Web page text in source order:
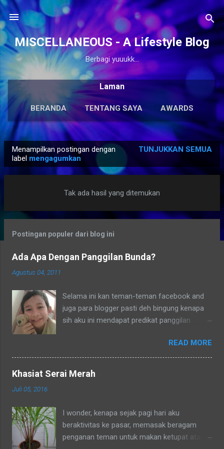
Langsung ke konten utama
MISCELLANEOUS - A Lifestyle Blog
Berbagi yuuukk...
Laman
BERANDA TENTANG SAYA AWARDS
ANTOLOGI LAINNYA… KARYA SOLO
o
i
n
Menampilkan postingan dengan
label mengagumkan
TUNJUKKAN SEMUA
Tak ada hasil yang ditemukan
Postingan populer dari blog ini
Ada Apa Dengan Panggilan Bunda?
Agustus 04, 2011
Selama ini kan teman-teman facebook and
juga para blogger pasti deh bingung kenapa
sih aku ini mendapat predikat panggilan
Indonesia yang baku bunda kan artinya ibu.
Lho? Koq? Aku dipanggil ibu oleh semua
yang kenal aku, termasuk tetangga-tetangga
satu penghuni di lingkungan RT ditempat
tinggal anakku yaitu Green Bintaro Residence.
Para ojeckers (yang udah kenal tentunya) pun
READ MORE
Khasiat Serai Merah
Juli 05, 2016
I wonder, kenapa sejak pagi hari aku
beraktivitas ke pasar, memasak beragam
penganan teman untuk makan ketupat atau